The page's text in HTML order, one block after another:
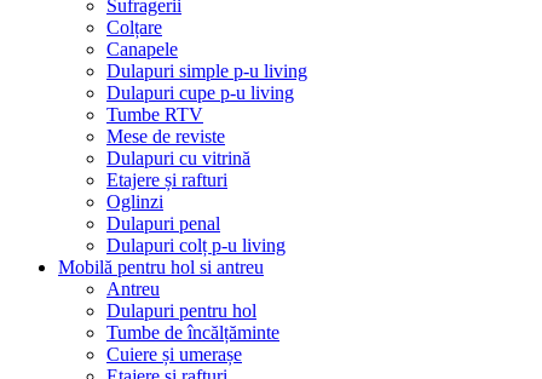
Sufragerii
Colțare
Canapele
Dulapuri simple p-u living
Dulapuri cupe p-u living
Tumbe RTV
Mese de reviste
Dulapuri cu vitrină
Etajere și rafturi
Oglinzi
Dulapuri penal
Dulapuri colț p-u living
Mobilă pentru hol si antreu
Antreu
Dulapuri pentru hol
Tumbe de încălțăminte
Cuiere și umerașe